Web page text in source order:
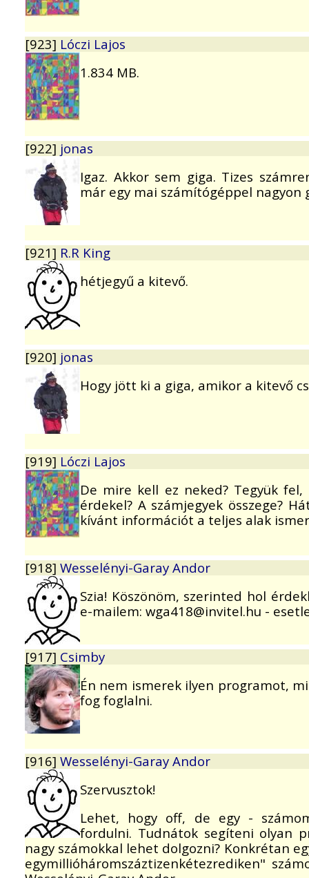
[923] Lóczi Lajos
1.834 MB.
[922] jonas
Igaz. Akkor sem giga. Tizes
már egy mai számítógéppel nagyon
[921] R.R King
hétjegyű a kitevő.
[920] jonas
Hogy jött ki a giga, amikor a kitevő
[919] Lóczi Lajos
De mire kell ez neked? Tegyük
érdekel? A számjegyek összege?
kívánt információt a teljes alak
[918] Wesselényi-Garay Andor
Szia! Köszönöm, szerinted hol
e-mailem: wga418@invitel.hu -
[917] Csimby
Én nem ismerek ilyen programot,
fog foglalni.
[916] Wesselényi-Garay Andor
Szervusztok!
Lehet, hogy off, de egy -
fordulni. Tudnátok segíteni olyan
nagy számokkal lehet dolgozni? Konkrétan
egymillióháromszáztizenkétezrediken"